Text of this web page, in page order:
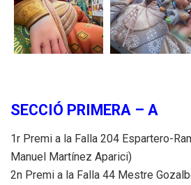
SECCIÓ PRIMERA – A
1r Premi a la Falla 204 Espartero-
Manuel Martínez Aparici)
2n Premi a la Falla 44 Mestre